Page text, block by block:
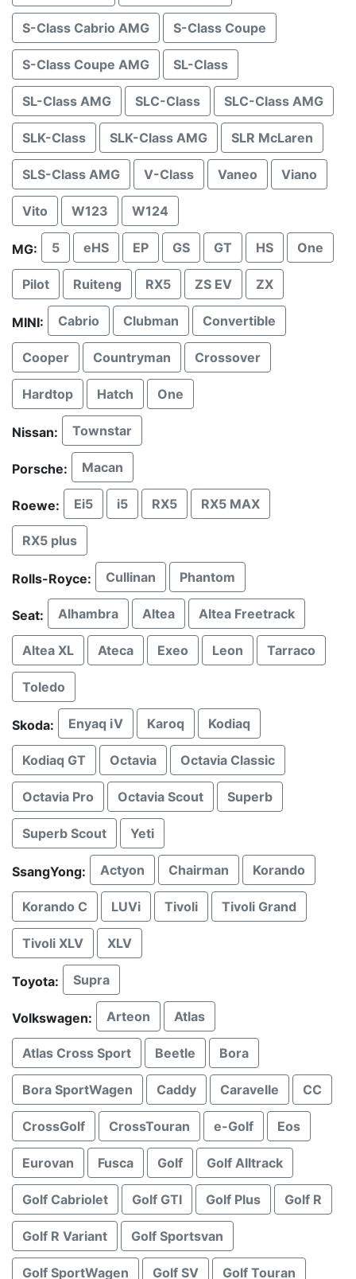
S-Class Cabrio AMG S-Class Coupe
S-Class Coupe AMG SL-Class
SL-Class AMG SLC-Class SLC-Class AMG
SLK-Class SLK-Class AMG SLR McLaren
SLS-Class AMG V-Class Vaneo Viano
Vito W123 W124
MG: 5 eHS EP GS GT HS One
Pilot Ruiteng RX5 ZS EV ZX
MINI: Cabrio Clubman Convertible
Cooper Countryman Crossover
Hardtop Hatch One
Nissan: Townstar
Porsche: Macan
Roewe: Ei5 i5 RX5 RX5 MAX
RX5 plus
Rolls-Royce: Cullinan Phantom
Seat: Alhambra Altea Altea Freetrack
Altea XL Ateca Exeo Leon Tarraco
Toledo
Skoda: Enyaq iV Karoq Kodiaq
Kodiaq GT Octavia Octavia Classic
Octavia Pro Octavia Scout Superb
Superb Scout Yeti
SsangYong: Actyon Chairman Korando
Korando С LUVi Tivoli Tivoli Grand
Tivoli XLV XLV
Toyota: Supra
Volkswagen: Arteon Atlas
Atlas Cross Sport Beetle Bora
Bora SportWagen Caddy Caravelle CC
CrossGolf CrossTouran e-Golf Eos
Eurovan Fusca Golf Golf Alltrack
Golf Cabriolet Golf GTI Golf Plus Golf R
Golf R Variant Golf Sportsvan
Golf SportWagen Golf SV Golf Touran